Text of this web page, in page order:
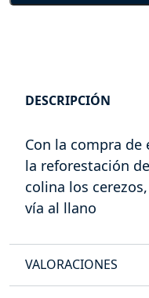
DESCRIPCIÓN
Con la compra
la reforestación
colina los
vía al llano
VALORACIONES